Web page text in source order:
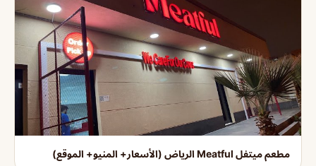
مطعم ميتفل Meatful الرياض (الأسعار+ المنيو+ الموقع)